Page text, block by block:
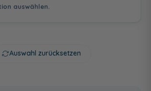
auswählen.
Auswahl zurücksetzen